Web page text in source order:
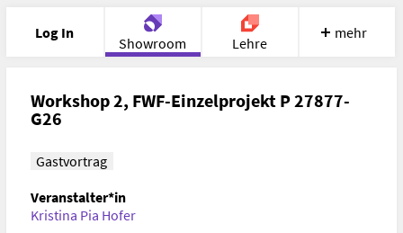
Log In
Showroom Lehre
Portfolio Image Cloud Chat
mehr
Workshop 2, FWF-Einzelprojekt P 27877-
G26
Gastvortrag
Veranstalter*in
Kristina Pia Hofer